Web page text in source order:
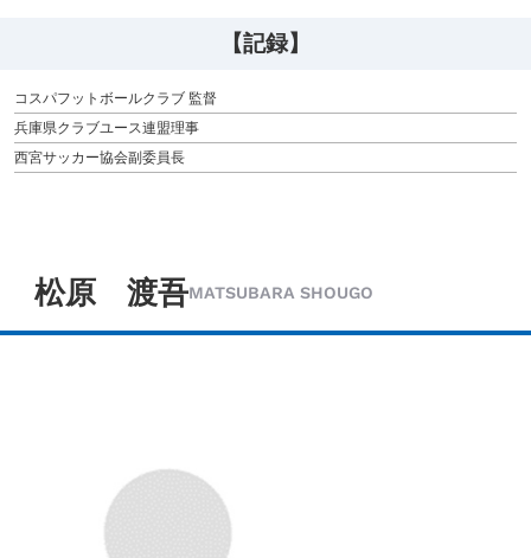
【記録】
コスパフットボールクラブ 監督
兵庫県クラブユース連盟理事
西宮サッカー協会副委員長
松原 渡吾MATSUBARA SHOUGO